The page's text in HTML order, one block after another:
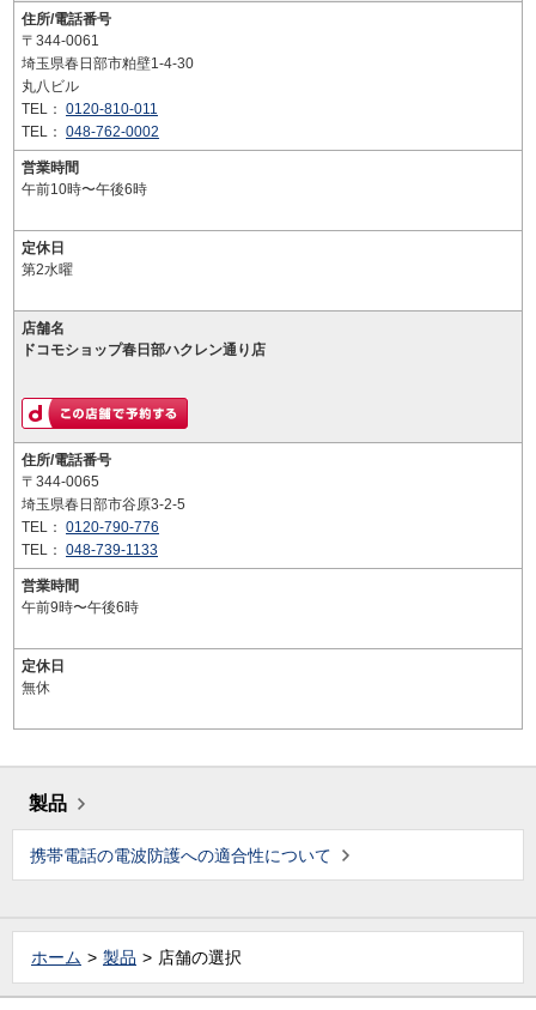
住所/電話番号
〒344-0061
埼玉県春日部市粕壁1-4-30
丸八ビル
TEL： 0120-810-011
TEL： 048-762-0002
営業時間
午前10時〜午後6時
定休日
第2水曜
店舗名
ドコモショップ春日部ハクレン通り店
住所/電話番号
〒344-0065
埼玉県春日部市谷原3-2-5
TEL： 0120-790-776
TEL： 048-739-1133
営業時間
午前9時〜午後6時
定休日
無休
製品
携帯電話の電波防護への適合性について
ホーム 製品 店舗の選択